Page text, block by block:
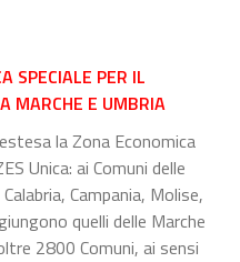
SPECIALE PER IL
MARCHE E UMBRIA
la Zona Economica
Unica: ai Comuni delle
Campania, Molise,
quelli delle Marche
2800 Comuni, ai sensi